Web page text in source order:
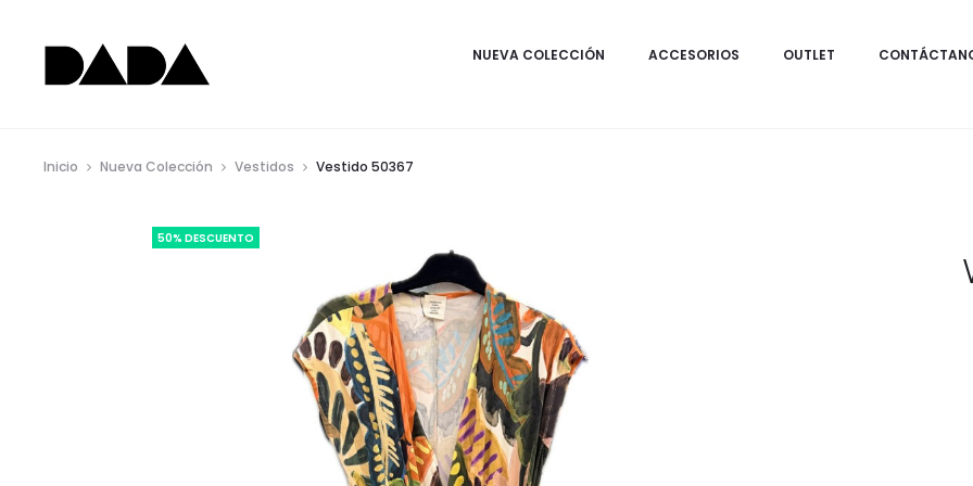
NUEVA COLECCIÓN ACCESORIOS OUTLET
Inicio Nueva Colección Vestidos Vestido 50367
50% DESCUENTO